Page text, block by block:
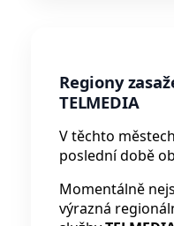
Regiony
TELMEDIA
V těchto
poslední době
Momentálně
výrazná